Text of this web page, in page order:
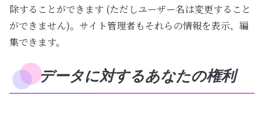
除することができます (ただしユーザー名は変更すること
ができません)。サイト管理者もそれらの情報を表示、編
集できます。
データに対するあなたの権利